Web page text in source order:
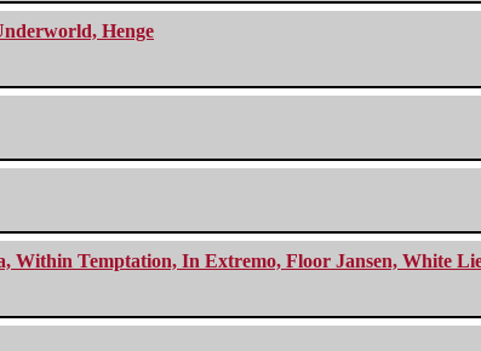
Henge
Within Temptation, In Extremo, Floor Jansen, White